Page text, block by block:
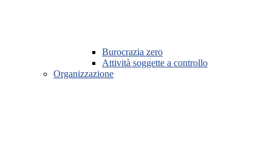
Burocrazia zero
Attività soggette a controllo
Organizzazione